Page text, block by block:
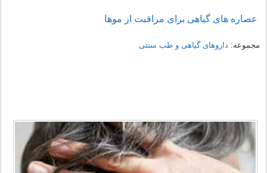
عصاره های گیاهی برای مراقبت از موها
مجموعه: داروهای گیاهی و طب سنتی